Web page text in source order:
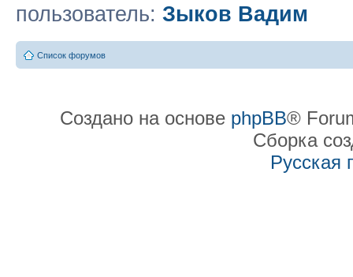
пользователь: Зыков Вадим
Список форумов
Создано на основе phpBB®
Сборка
Русская